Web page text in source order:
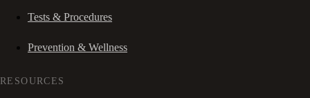
Tests & Procedures
Prevention & Wellness
RESOURCES